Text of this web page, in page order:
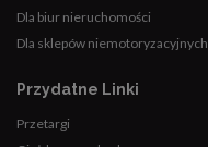
Dla biur nieruchomości
Dla sklepów niemotoryzacyjnych
Przydatne Linki
Przetargi